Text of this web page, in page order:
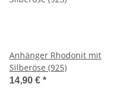
Anhänger Rhodonit mit
Silberöse (925)
14,90 € *